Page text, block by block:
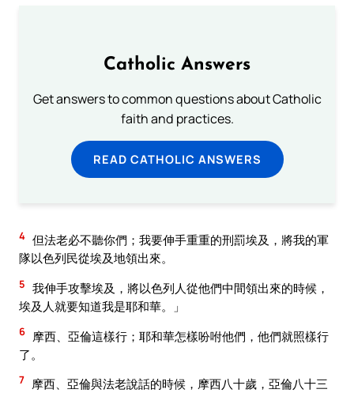
Catholic Answers
Get answers to common questions about Catholic
faith and practices.
READ CATHOLIC ANSWERS
4 但法老必不聽你們；我要伸手重重的刑罰埃及，將我的軍
隊以色列民從埃及地領出來。
5 我伸手攻擊埃及，將以色列人從他們中間領出來的時候，
埃及人就要知道我是耶和華。」
6 摩西、亞倫這樣行；耶和華怎樣吩咐他們，他們就照樣行
了。
7 摩西、亞倫與法老說話的時候，摩西八十歲，亞倫八十三